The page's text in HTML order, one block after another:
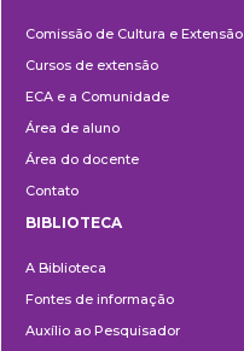
e
Extensão
Comissão de Cultura e Extensão
Cursos de extensão
ECA e a Comunidade
Área de aluno
Área do docente
Contato
BIBLIOTECA
A Biblioteca
Fontes de informação
Auxílio ao Pesquisador